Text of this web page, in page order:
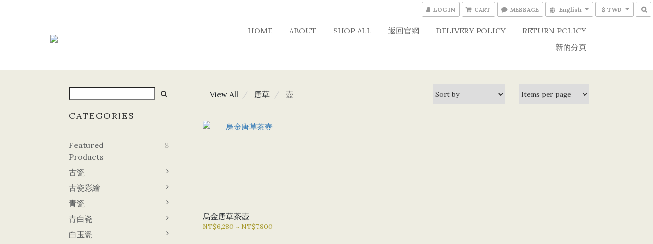
LOG IN CART MESSAGE English $ TWD
HOME ABOUT SHOP ALL 返回官網 DELIVERY POLICY
RETURN POLICY
新的分頁
CATEGORIES
Featured
Products
8
古瓷
古瓷彩繪
青瓷
青白瓷
白玉瓷
View All 唐草 壺
烏金唐草茶壺
NT$6,280 ~ NT$7,800